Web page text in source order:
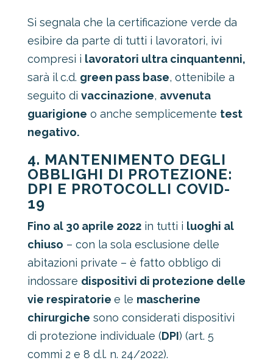
Si segnala che la certificazione verde da
esibire da parte di tutti i lavoratori, ivi
compresi i lavoratori ultra cinquantenni,
sarà il c.d. green pass base, ottenibile a
seguito di vaccinazione, avvenuta
guarigione o anche semplicemente test
negativo.
4. MANTENIMENTO DEGLI
OBBLIGHI DI PROTEZIONE:
DPI E PROTOCOLLI COVID-
19
Fino al 30 aprile 2022in tutti i luoghi al
chiuso – con la sola esclusione delle
abitazioni private – è fatto obbligo di
indossare dispositivi di protezione delle
vie respiratorie e le mascherine
chirurgiche sono considerati dispositivi
di protezione individuale (DPI) (art. 5
commi 2 e 8 d.l. n. 24/2022).